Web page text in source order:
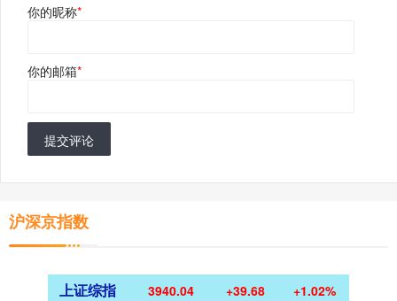
你的昵称*
你的邮箱*
提交评论
沪深京指数
上证综指 3940.04 +39.68 +1.02%